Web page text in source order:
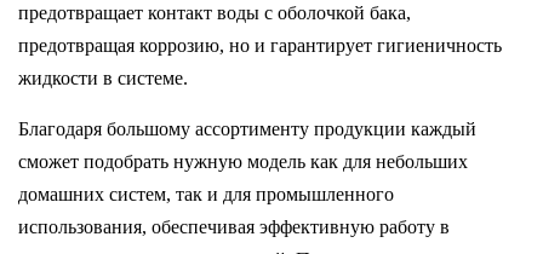
предотвращает контакт воды с оболочкой бака,
предотвращая коррозию, но и гарантирует гигиеничность
жидкости в системе.
Благодаря большому ассортименту продукции каждый
сможет подобрать нужную модель как для небольших
домашних систем, так и для промышленного
использования, обеспечивая эффективную работу в